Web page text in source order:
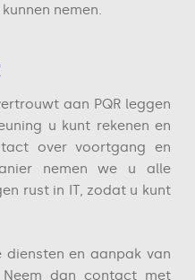
nemen.
aan PQR leggen
u kunt rekenen en
over voortgang en
nemen we u alle
rust in IT, zodat u kunt
diensten en aanpak van
Neem dan contact met